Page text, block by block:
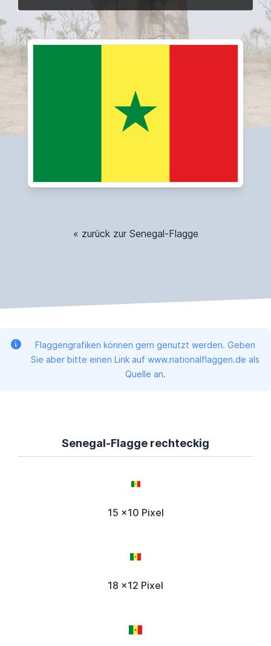
« zurück zur Senegal-Flagge
Flaggengrafiken können gern genutzt werden. Geben
Sie aber bitte einen Link auf www.nationalflaggen.de als
Quelle an.
Senegal-Flagge rechteckig
15 x10 Pixel
18 x12 Pixel